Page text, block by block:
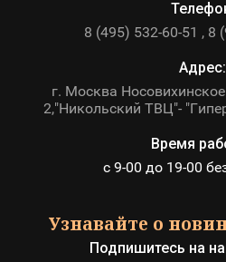
8 (495) 532-60-51
8
Адрес:
г. Москва
2,"Никольский ТВЦ"-
Время
с 9-00 до 19-00
Узнавайте о
Подпишитесь на